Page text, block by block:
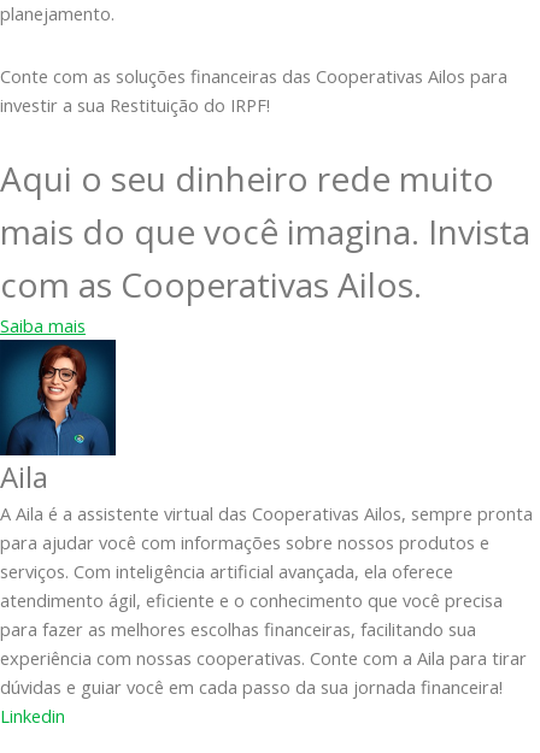
planejamento.
Conte com as soluções financeiras das Cooperativas Ailos para
investir a sua Restituição do IRPF!
Aqui o seu dinheiro rede muito
mais do que você imagina. Invista
com as Cooperativas Ailos.
Saiba mais
Aila
A Aila é a assistente virtual das Cooperativas Ailos, sempre pronta
para ajudar você com informações sobre nossos produtos e
serviços. Com inteligência artificial avançada, ela oferece
atendimento ágil, eficiente e o conhecimento que você precisa
para fazer as melhores escolhas financeiras, facilitando sua
experiência com nossas cooperativas. Conte com a Aila para tirar
dúvidas e guiar você em cada passo da sua jornada financeira!
Linkedin